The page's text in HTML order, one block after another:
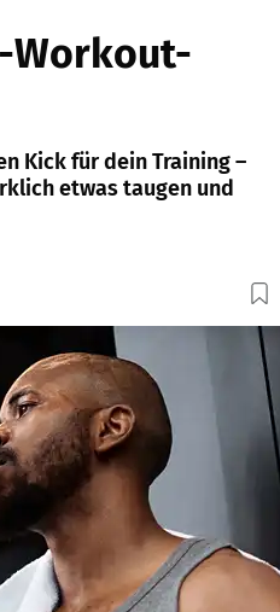
Workout-
Kick für dein Training –
etwas taugen und